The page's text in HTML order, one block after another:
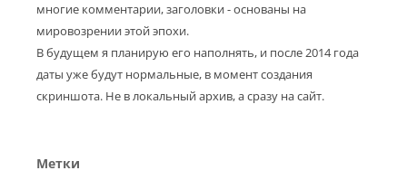
многие комментарии, заголовки - основаны на
мировозрении этой эпохи.
В будущем я планирую его наполнять, и после 2014 года
даты уже будут нормальные, в момент создания
скриншота. Не в локальный архив, а сразу на сайт.
Метки